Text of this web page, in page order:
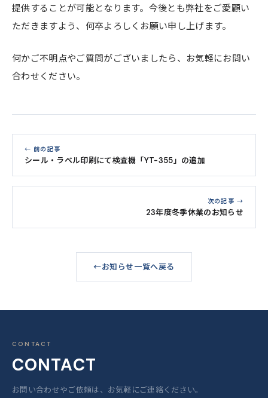
提供することが可能となります。今後とも弊社をご愛顧い
ただきますよう、何卒よろしくお願い申し上げます。
何かご不明点やご質問がございましたら、お気軽にお問い
合わせください。
← 前の記事
シール・ラベル印刷にて検査機「YT-355」の追加
次の記事 →
23年度冬季休業のお知らせ
お知らせ一覧へ戻る
CONTACT
CONTACT
お問い合わせやご依頼は、お気軽にご連絡ください。